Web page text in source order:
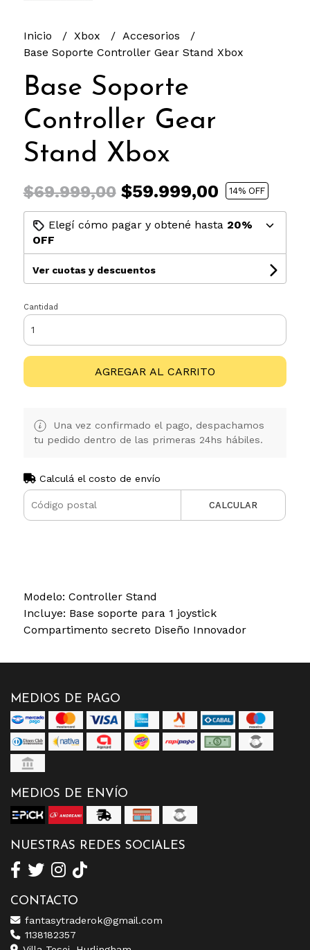
Inicio Xbox
Accesorios
Base Soporte Controller Gear Stand Xbox
Base Soporte
Controller Gear
Stand Xbox
$69.999,00$59.999,00 14% OFF
Elegí cómo pagar y obtené hasta 20%
OFF
Ver cuotas y descuentos
Cantidad
AGREGAR AL CARRITO
Una vez confirmado el pago, despachamos
tu pedido dentro de las primeras 24hs hábiles.
Calculá el costo de envío
CALCULAR
Modelo: Controller Stand
Incluye: Base soporte para 1 joystick
Compartimento secreto Diseño Innovador
MEDIOS DE PAGO
MEDIOS DE ENVÍO
NUESTRAS REDES SOCIALES
CONTACTO
fantasytraderok@gmail.com
1138182357